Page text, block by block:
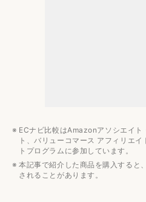
電子レンジのおすすめ人気
オーブンレンジのおすすめ人
メーカー別おすすめ人気ラン
ECナビ比較はAmazonアソシエイト
ト、バリューコマース アフィリエ
トプログラムに参加しています。
本記事で紹介した商品を購入すると
されることがあります。